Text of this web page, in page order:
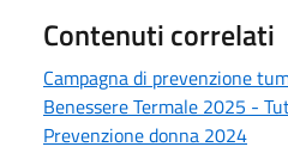
Contenuti correlati
Campagna di prevenzione
Benessere Termale 2025 -
Prevenzione donna 2024